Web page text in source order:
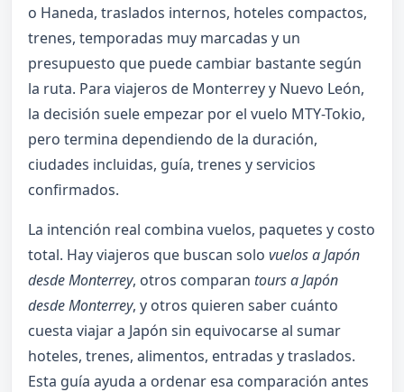
o Haneda, traslados internos, hoteles compactos,
trenes, temporadas muy marcadas y un
presupuesto que puede cambiar bastante según
la ruta. Para viajeros de Monterrey y Nuevo León,
la decisión suele empezar por el vuelo MTY-Tokio,
pero termina dependiendo de la duración,
ciudades incluidas, guía, trenes y servicios
confirmados.
La intención real combina vuelos, paquetes y costo
total. Hay viajeros que buscan solo vuelos a Japón
desde Monterrey, otros comparan tours a Japón
desde Monterrey, y otros quieren saber cuánto
cuesta viajar a Japón sin equivocarse al sumar
hoteles, trenes, alimentos, entradas y traslados.
Esta guía ayuda a ordenar esa comparación antes